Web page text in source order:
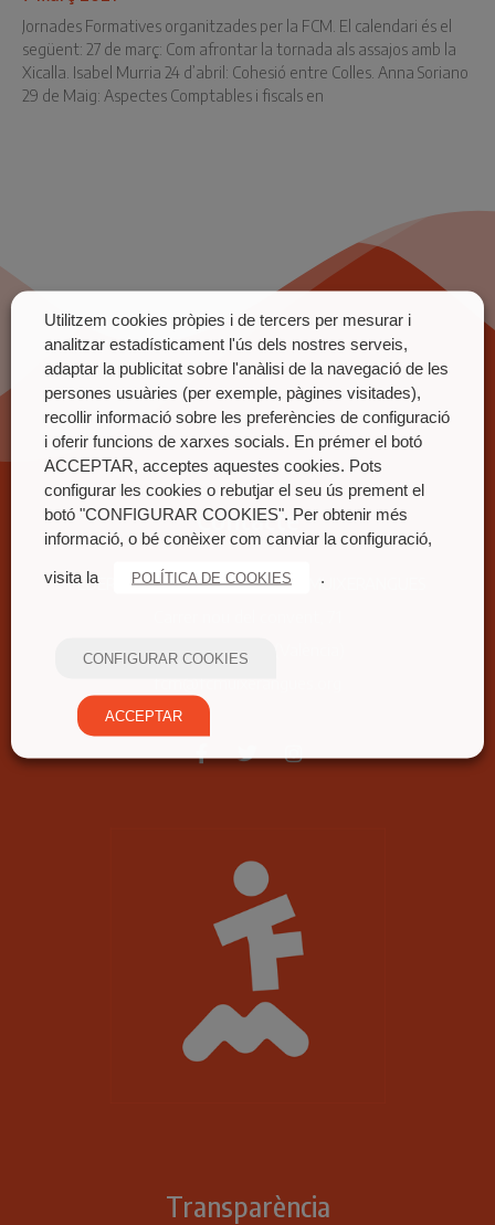
Jornades Formatives organitzades per la FCM. El calendari és el
següent: 27 de març: Com afrontar la tornada als assajos amb la
Xicalla. Isabel Murria 24 d’abril: Cohesió entre Colles. Anna Soriano
29 de Maig: Aspectes Comptables i fiscals en
Contacte
FEDERACIÓ COORDINADORA DE MUIXERANGUES
46680 Algemesí (València)
Transparència
Utilitzem cookies pròpies i de tercers per mesurar i
analitzar estadísticament l'ús dels nostres serveis,
adaptar la publicitat sobre l'anàlisi de la navegació de les
persones usuàries (per exemple, pàgines visitades),
recollir informació sobre les preferències de configuració
i oferir funcions de xarxes socials. En prémer el botó
ACCEPTAR, acceptes aquestes cookies. Pots
configurar les cookies o rebutjar el seu ús prement el
botó "CONFIGURAR COOKIES". Per obtenir més
informació, o bé conèixer com canviar la configuració,
visita la POLÍTICA DE COOKIES .
CONFIGURAR COOKIES
ACCEPTAR